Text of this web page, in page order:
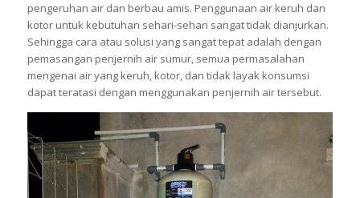
pengeruhan air dan berbau amis. Penggunaan air keruh dan
kotor untuk kebutuhan sehari-sehari sangat tidak dianjurkan.
Sehingga cara atau solusi yang sangat tepat adalah dengan
pemasangan penjernih air sumur, semua permasalahan
mengenai air yang keruh, kotor, dan tidak layak konsumsi
dapat teratasi dengan menggunakan penjernih air tersebut.